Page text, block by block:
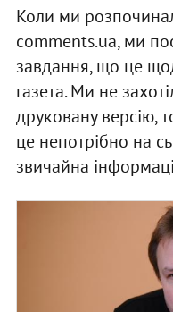
Коли ми
comments.ua, ми
завдання, що це
газета. Ми не
друковану версію,
це непотрібно на
звичайна